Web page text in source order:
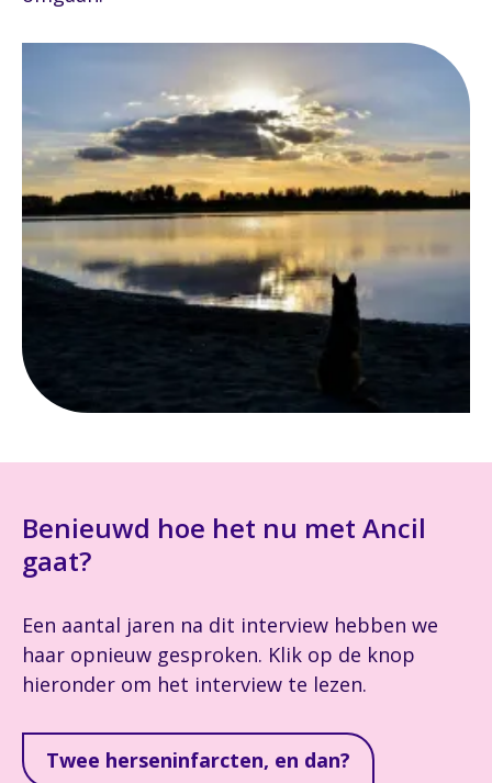
Benieuwd hoe het nu met Ancil
gaat?
Een aantal jaren na dit interview hebben we
haar opnieuw gesproken. Klik op de knop
hieronder om het interview te lezen.
Twee herseninfarcten, en dan?